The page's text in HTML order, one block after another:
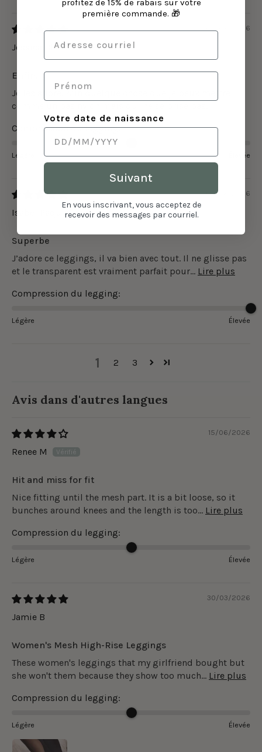
04/08/2026
Jessica Blanchet
Enfin!
Je les adore! Afin quelque chose que je peux mettre
comme un bas nylon mais qui ne se brise pas.
Compression du legging:
Légère Élevée
04/08/2026
Isabel Paquin
Superbe
J’adore ce leggings, il va bien avec tout. Il ne glisse pas
et le transparent est vraiment parfait pour... Lire plus
Compression du legging:
Légère Élevée
1 2 3
Avis dans d'autres langues
15/06/2026
Renee M
Hit and miss for fit
Nice fitting until the mesh part. It is a bit loose, so it
bunches around knees and the length is too... Lire plus
Compression du legging:
Légère Élevée
30/03/2026
Jamie B
Women's Mesh High-Rise Leggings
These women's leggings that my girlfriend bought but
she won't them because they show too much... Lire plus
Compression du legging:
Légère Élevée
première commande. 🎁
Votre date de naissance
Suivant
En vous inscrivant, vous acceptez de
recevoir des messages par courriel.